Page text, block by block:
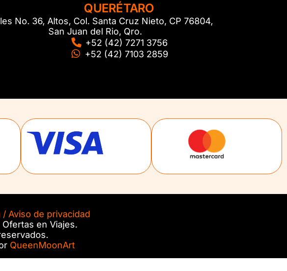
QUERÉTARO
No. 36, Altos, Col. Santa Cruz Nieto, CP 76804,
San Juan del Rio, Qro.
+52 (42) 7271 3756
+52 (42) 7103 2859
/ Aviso de privacidad
en Viajes.
QueenMoonArt